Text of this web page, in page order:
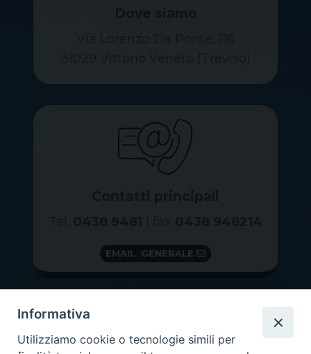
EMAIL GENERALE
Informativa
Utilizziamo cookie o tecnologie simili per